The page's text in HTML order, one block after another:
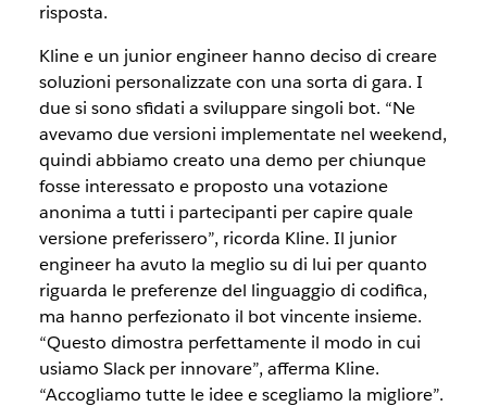
risposta.
Kline e un junior engineer hanno deciso di creare
soluzioni personalizzate con una sorta di gara. I
due si sono sfidati a sviluppare singoli bot. “Ne
avevamo due versioni implementate nel weekend,
quindi abbiamo creato una demo per chiunque
fosse interessato e proposto una votazione
anonima a tutti i partecipanti per capire quale
versione preferissero”, ricorda Kline. Il junior
engineer ha avuto la meglio su di lui per quanto
riguarda le preferenze del linguaggio di codifica,
ma hanno perfezionato il bot vincente insieme.
“Questo dimostra perfettamente il modo in cui
usiamo Slack per innovare”, afferma Kline.
“Accogliamo tutte le idee e scegliamo la migliore”.